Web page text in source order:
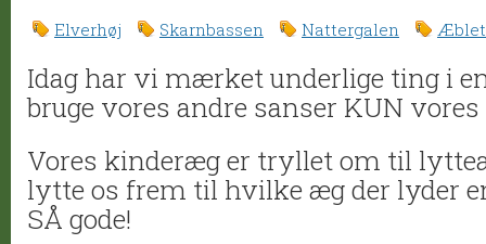
Elverhøj Skarnbassen Nattergalen Æblet
Idag har vi mærket underlige ting i
bruge vores andre sanser KUN
Vores kinderæg er tryllet om til
lytte os frem til hvilke æg der lyder
SÅ gode!